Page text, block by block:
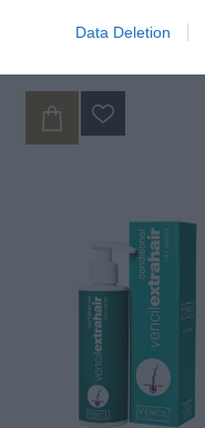
Data Deletion
Διαθέσιμο